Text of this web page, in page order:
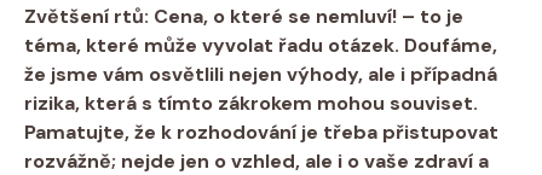
Zvětšení rtů: Cena, o které se nemluví! – to je
téma, které může vyvolat řadu otázek. Doufáme,
že jsme vám osvětlili nejen výhody, ale i případná
rizika, která s tímto zákrokem mohou souviset.
Pamatujte, že k rozhodování je třeba přistupovat
rozvážně; nejde jen o vzhled, ale i o vaše zdraví a